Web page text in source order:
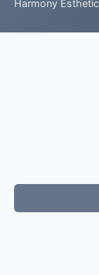
Harmony Esthetic